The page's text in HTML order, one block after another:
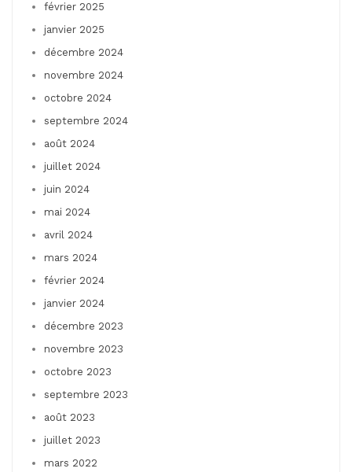
février 2025
janvier 2025
décembre 2024
novembre 2024
octobre 2024
septembre 2024
août 2024
juillet 2024
juin 2024
mai 2024
avril 2024
mars 2024
février 2024
janvier 2024
décembre 2023
novembre 2023
octobre 2023
septembre 2023
août 2023
juillet 2023
mars 2022